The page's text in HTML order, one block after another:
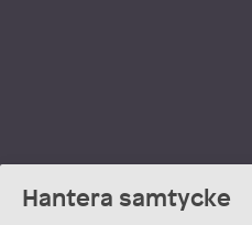
Hantera samtycke